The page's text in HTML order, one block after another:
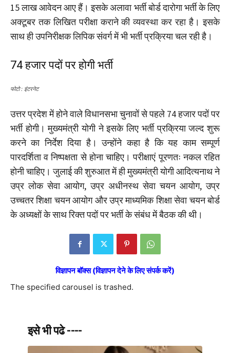
15 लाख आवेदन आए हैं। इसके अलावा भर्ती बोर्ड दारोगा भर्ती के लिए
अक्टूबर तक लिखित परीक्षा कराने की व्यवस्था कर रहा है। इसके
साथ ही उपनिरीक्षक लिपिक संवर्ग में भी भर्ती प्रक्रिया चल रही है।
74 हजार पदों पर होगी भर्ती
फोटो : इंटरनेट
उत्तर प्रदेश में होने वाले विधानसभा चुनावों से पहले 74 हजार पदों पर
भर्ती होगी। मुख्यमंत्री योगी ने इसके लिए भर्ती प्रक्रिया जल्द शुरू
करने का निर्देश दिया है। उन्होंने कहा है कि यह काम सम्पूर्ण
पारदर्शिता व निष्पक्षता से होना चाहिए। परीक्षाएं पूरणतः नकल रहित
होनी चाहिए। जुलाई की शुरुआत में ही मुख्यमंत्री योगी आदित्यनाथ ने
उप्र लोक सेवा आयोग, उप्र अधीनस्थ सेवा चयन आयोग, उप्र
उच्चतर शिक्षा चयन आयोग और उप्र माध्यमिक शिक्षा सेवा चयन बोर्ड
के अध्यक्षों के साथ रिक्त पदों पर भर्ती के संबंध में बैठक की थी।
विज्ञापन बॉक्स (विज्ञापन देने के लिए संपर्क करें)
The specified carousel is trashed.
इसे भी पढे ----